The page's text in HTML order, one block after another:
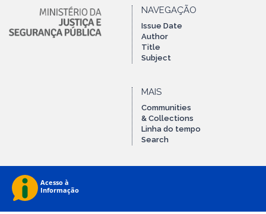
NAVEGAÇÃO
Issue Date
Author
Title
Subject
MAIS
Communities
& Collections
Linha do tempo
Search